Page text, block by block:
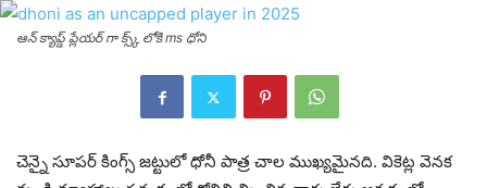
ఆన్ క్యాప్డ్ ప్లేయర్ గా క్స్క్ లోకి ms ధోని
చెన్నై సూపర్ కింగ్స్ జ‌ట్టులో ధోనీ పాత్ర చాల ముఖ్యమైనది. వికెట్ల వెనక